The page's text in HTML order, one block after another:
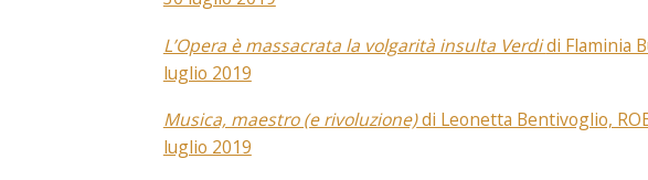
L’Opera è massacrata la volgarità insulta Verdidi Flaminia
luglio 2019
Musica, maestro (e rivoluzione)di Leonetta Bentivoglio,
luglio 2019